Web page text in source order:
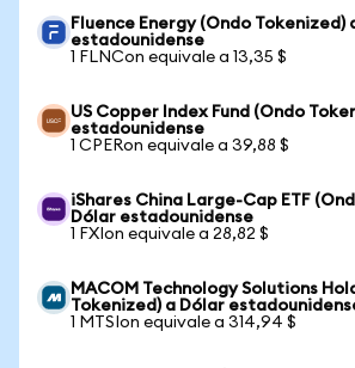
Fluence Energy (Ondo Tokenized)
estadounidense
1 FLNCon equivale a 13,35 $
US Copper Index Fund (Ondo
estadounidense
1 CPERon equivale a 39,88 $
iShares China Large-Cap ETF
Dólar estadounidense
1 FXIon equivale a 28,82 $
MACOM Technology Solutions
Tokenized) a Dólar
1 MTSIon equivale a 314,94 $